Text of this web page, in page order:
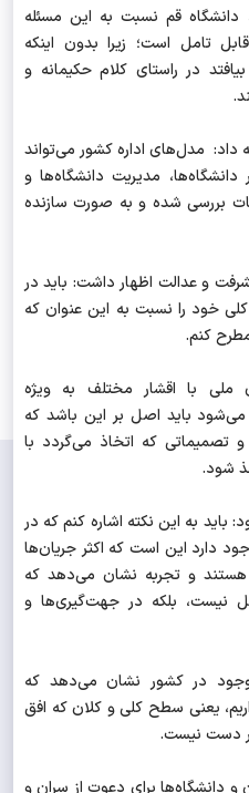
دانشگاه قم نسبت به این مسئله
تامل است؛ زیرا بدون اینکه
در راستای کلام حکیمانه و
داد:‌ مدل‌های اداره کشور می‌تواند
مدیریت دانشگاه‌ها و
از انتخابات بررسی شده و به صورت سازنده
و عدالت اظهار داشت: باید در
کلی خود را نسبت به این عنوان که
کنم.
با اقشار مختلف به ویژه
باید اصل بر این باشد که
تصمیماتی که اتخاذ می‌گردد با
شود.
باید به این نکته اشاره کنم که در
دارد این است که اکثر جریان‌ها
و تجربه نشان می‌دهد که
نیست، بلکه در جهت‌گیری‌ها و
در کشور نشان می‌دهد که
یعنی سطح کلی و کلان که افق
دست نیست.
و دانشگاه‌ها برای دعوت از سران و